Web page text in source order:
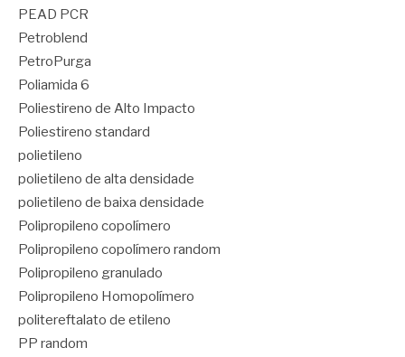
PEAD PCR
Petroblend
PetroPurga
Poliamida 6
Poliestireno de Alto Impacto
Poliestireno standard
polietileno
polietileno de alta densidade
polietileno de baixa densidade
Polipropileno copolímero
Polipropileno copolímero random
Polipropileno granulado
Polipropileno Homopolímero
politereftalato de etileno
PP random